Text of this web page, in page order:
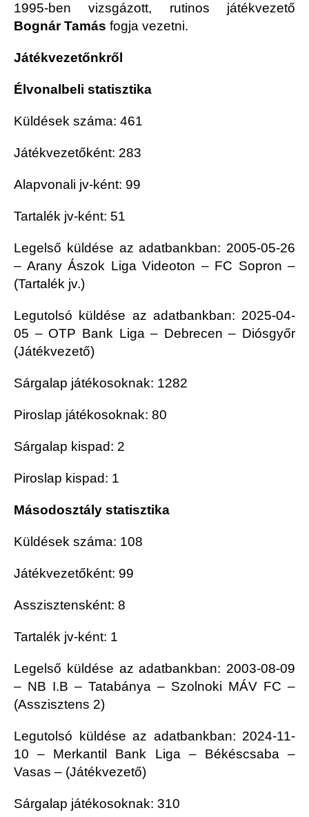
1995-ben vizsgázott, rutinos játékvezető
Bognár Tamás fogja vezetni.
Játékvezetőnkről
Élvonalbeli statisztika
Küldések száma: 461
Játékvezetőként: 283
Alapvonali jv-ként: 99
Tartalék jv-ként: 51
Legelső küldése az adatbankban: 2005-05-26
– Arany Ászok Liga Videoton – FC Sopron –
(Tartalék jv.)
Legutolsó küldése az adatbankban: 2025-04-
05 – OTP Bank Liga – Debrecen – Diósgyőr
(Játékvezető)
Sárgalap játékosoknak: 1282
Piroslap játékosoknak: 80
Sárgalap kispad: 2
Piroslap kispad: 1
Másodosztály statisztika
Küldések száma: 108
Játékvezetőként: 99
Asszisztensként: 8
Tartalék jv-ként: 1
Legelső küldése az adatbankban: 2003-08-09
– NB I.B – Tatabánya – Szolnoki MÁV FC –
(Asszisztens 2)
Legutolsó küldése az adatbankban: 2024-11-
10 – Merkantil Bank Liga – Békéscsaba –
Vasas – (Játékvezető)
Sárgalap játékosoknak: 310